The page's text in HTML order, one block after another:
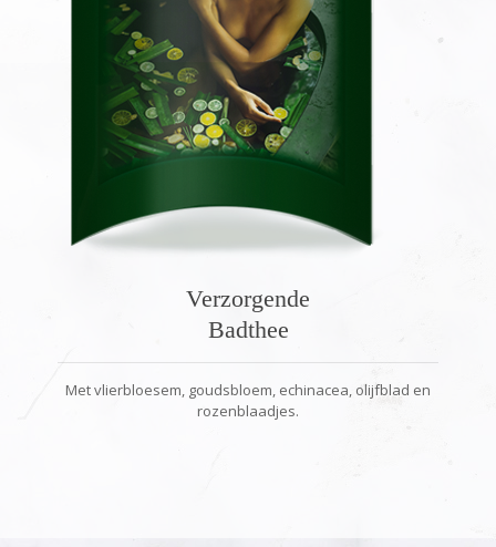
Verzorgende
Badthee
Met vlierbloesem, goudsbloem, echinacea, olijfblad en
rozenblaadjes.